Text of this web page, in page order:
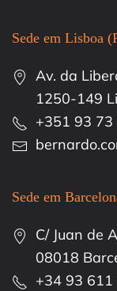
Sede em Lisboa
Av. da
1250-149
+351 93
Sede em
C/ Juan de
08018
+34 93 611